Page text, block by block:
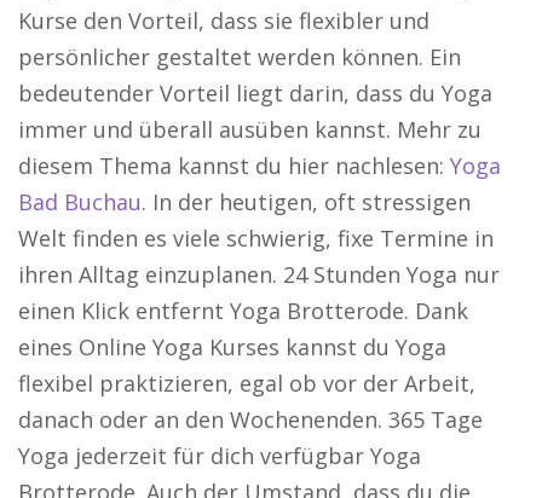
Kurse den Vorteil, dass sie flexibler und
persönlicher gestaltet werden können. Ein
bedeutender Vorteil liegt darin, dass du Yoga
immer und überall ausüben kannst. Mehr zu
diesem Thema kannst du hier nachlesen: Yoga
Bad Buchau. In der heutigen, oft stressigen
Welt finden es viele schwierig, fixe Termine in
ihren Alltag einzuplanen. 24 Stunden Yoga nur
einen Klick entfernt Yoga Brotterode. Dank
eines Online Yoga Kurses kannst du Yoga
flexibel praktizieren, egal ob vor der Arbeit,
danach oder an den Wochenenden. 365 Tage
Yoga jederzeit für dich verfügbar Yoga
Brotterode. Auch der Umstand, dass du die